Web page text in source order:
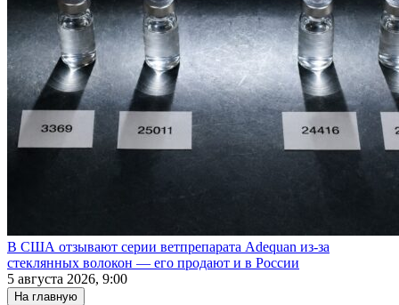
В США отзывают серии ветпрепарата Adequan из-за
стеклянных волокон — его продают и в России
5 августа 2026, 9:00
На главную